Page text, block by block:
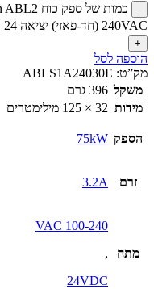
240VAC (חד-פאזי) יציאה 24 V DC
הוספה לסל
מק”ט: ABLS1A24030E
משקל 396 גרם
מידות 32 × 125 מילימטרים
הספק 75kW
זרם 3.2A
מתח
100-240 VAC
,
24VDC